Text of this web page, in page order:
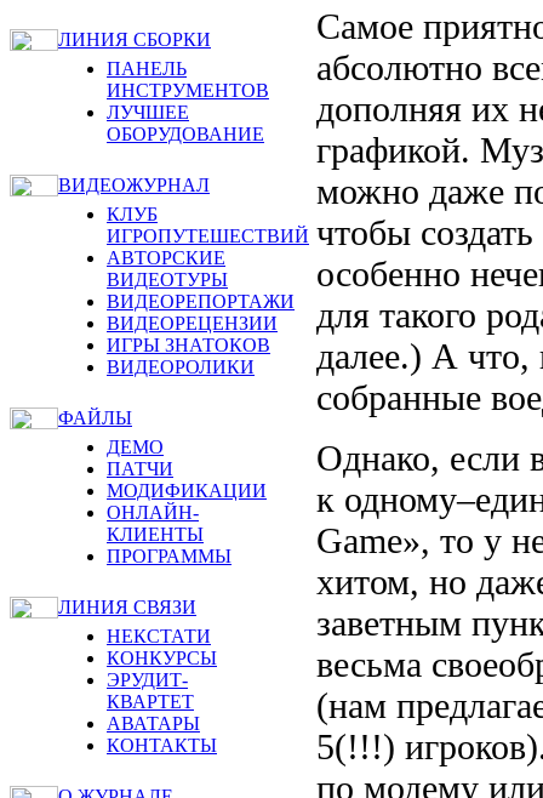
ЛИНИЯ СБОРКИ
ПАНЕЛЬ
ИНСТРУМЕНТОВ
ЛУЧШЕЕ
ОБОРУДОВАНИЕ
ВИДЕОЖУРНАЛ
КЛУБ
ИГРОПУТЕШЕСТВИЙ
АВТОРСКИЕ
ВИДЕОТУРЫ
ВИДЕОРЕПОРТАЖИ
ВИДЕОРЕЦЕНЗИИ
ИГРЫ ЗНАТОКОВ
ВИДЕОРОЛИКИ
ФАЙЛЫ
ДЕМО
ПАТЧИ
МОДИФИКАЦИИ
ОНЛАЙН-
КЛИЕНТЫ
ПРОГРАММЫ
ЛИНИЯ СВЯЗИ
НЕКСТАТИ
КОНКУРСЫ
ЭРУДИТ-
КВАРТЕТ
АВАТАРЫ
КОНТАКТЫ
Самое
абсолютно
дополняя их
графикой.
можно даже
чтобы
особенно
для такого
далее.) А
собранные
Однако, если
к
Game», то у
хитом, но
заветным
весьма
(нам
5(!!!)
по модему